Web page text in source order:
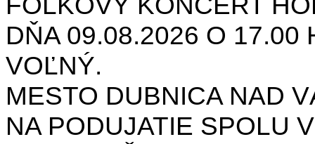
DŇA 09.08.2026 O 17.00
VOĽNÝ.
MESTO DUBNICA NAD
NA PODUJATIE SPOLU